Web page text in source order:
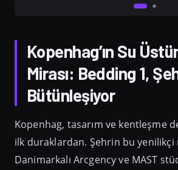
Kopenhag’ın Su
Mirası: Bedding 1,
Bütünleşiyor
Kopenhag, tasarım ve kentleşme
ilk duraklardan. Şehrin bu
Danimarkalı Arcgency ve MAST